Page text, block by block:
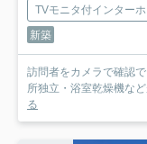
TVモニタ付インター
新築
訪問者をカメラで確認
所独立・浴室乾燥機な
る